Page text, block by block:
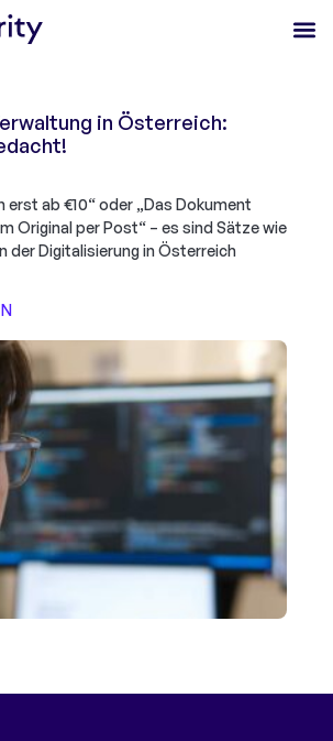
in Österreich:
erst ab €10“ oder „Das Dokument
Original per Post“ – es sind Sätze wie
der Digitalisierung in Österreich